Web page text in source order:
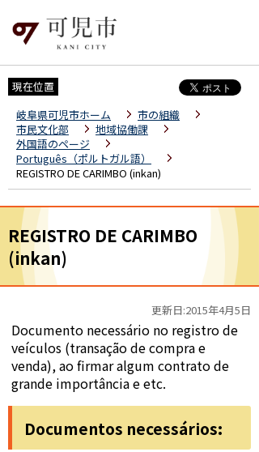
現在位置
岐阜県可児市ホーム
市の組織
市民文化部
地域協働課
外国語のページ
Português（ポルトガル語）
REGISTRO DE CARIMBO (inkan)
REGISTRO DE CARIMBO
(inkan)
更新日:2015年4月5日
Documento necessário no registro de
veículos (transação de compra e
venda), ao firmar algum contrato de
grande importância e etc.
Documentos necessários: